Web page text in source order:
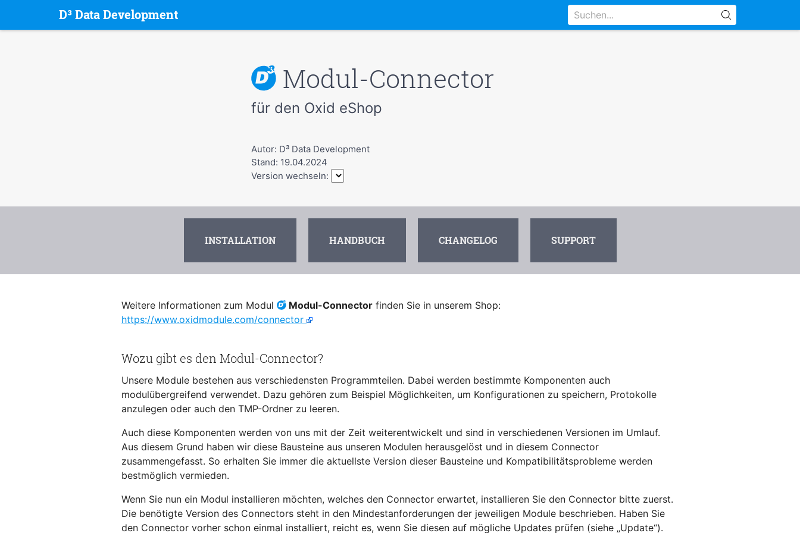
D³ Data Development
Modul-Connector
für den Oxid eShop
Autor: D³ Data Development
Stand: 19.04.2024
Version wechseln:
INSTALLATION HANDBUCH CHANGELOG SUPPORT
Weitere Informationen zum Modul Modul-Connector finden Sie in unserem Shop:
https://www.oxidmodule.com/connector
Wozu gibt es den Modul-Connector?
Unsere Module bestehen aus verschiedensten Programmteilen. Dabei werden bestimmte Komponenten auch
modulübergreifend verwendet. Dazu gehören zum Beispiel Möglichkeiten, um Konfigurationen zu speichern, Protokolle
anzulegen oder auch den TMP-Ordner zu leeren.
Auch diese Komponenten werden von uns mit der Zeit weiterentwickelt und sind in verschiedenen Versionen im Umlauf.
Aus diesem Grund haben wir diese Bausteine aus unseren Modulen herausgelöst und in diesem Connector
zusammengefasst. So erhalten Sie immer die aktuellste Version dieser Bausteine und Kompatibilitätsprobleme werden
bestmöglich vermieden.
Wenn Sie nun ein Modul installieren möchten, welches den Connector erwartet, installieren Sie den Connector bitte zuerst.
Die benötigte Version des Connectors steht in den Mindestanforderungen der jeweiligen Module beschrieben. Haben Sie
den Connector vorher schon einmal installiert, reicht es, wenn Sie diesen auf mögliche Updates prüfen (siehe „Update“).